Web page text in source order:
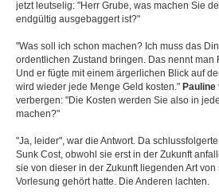
jetzt leutselig: "Herr Grube, was machen Sie
endgültig ausgebaggert ist?"
"Was soll ich schon machen? Ich muss das
ordentlichen Zustand bringen. Das nennt man
Und er fügte mit einem ärgerlichen Blick auf
wird wieder jede Menge Geld kosten." Pauline
verbergen: "Die Kosten werden Sie also in
machen?"
"Ja, leider", war die Antwort. Da schlussfolgerte
Sunk Cost, obwohl sie erst in der Zukunft
sie von dieser in der Zukunft liegenden Art
Vorlesung gehört hatte. Die Anderen lachten.